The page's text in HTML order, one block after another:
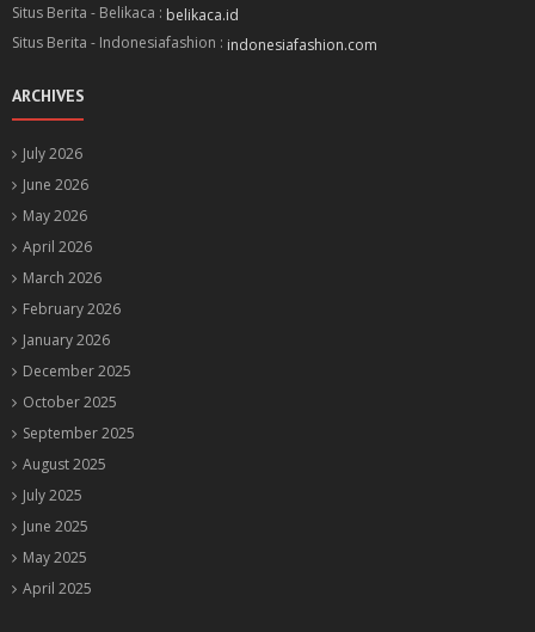
Situs Berita - Belikaca : belikaca.id
Situs Berita - Indonesiafashion : indonesiafashion.com
ARCHIVES
July 2026
June 2026
May 2026
April 2026
March 2026
February 2026
January 2026
December 2025
October 2025
September 2025
August 2025
July 2025
June 2025
May 2025
April 2025